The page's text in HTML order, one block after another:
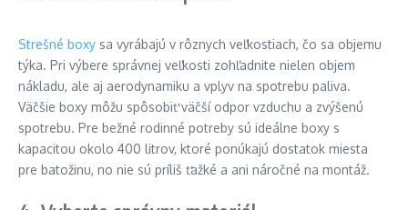
Strešné boxy sa vyrábajú v rôznych veľkostiach, čo sa objemu
týka. Pri výbere správnej veľkosti zohľadnite nielen objem
nákladu, ale aj aerodynamiku a vplyv na spotrebu paliva.
Väčšie boxy môžu spôsobiť väčší odpor vzduchu a zvýšenú
spotrebu. Pre bežné rodinné potreby sú ideálne boxy s
kapacitou okolo 400 litrov, ktoré ponúkajú dostatok miesta
pre batožinu, no nie sú príliš ťažké a ani náročné na montáž.